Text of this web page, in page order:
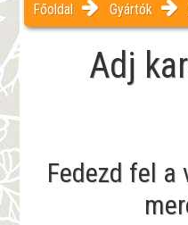
Főoldal Gyártók
Adj
Fedezd fel